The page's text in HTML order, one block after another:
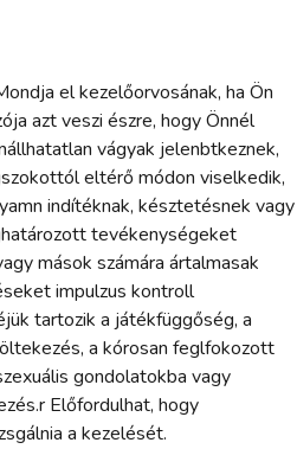
el kezelőorvosának, ha Ön
azt veszi észre, hogy Önnél
vágyak jelenbtkeznek,
eltérő módon viselkedik,
indítéknak, késztetésnek vagy
tevékenységeket
mások számára ártalmasak
impulzus kontroll
tartozik a játékfüggőség, a
a kórosan feglfokozott
gondolatokba vagy
Előfordulhat, hogy
a kezelését.